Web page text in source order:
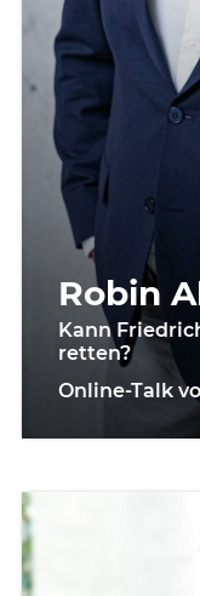
Robin
Kann
retten?
Online-Talk